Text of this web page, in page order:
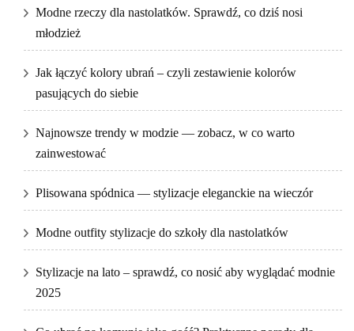
Modne rzeczy dla nastolatków. Sprawdź, co dziś nosi
młodzież
Jak łączyć kolory ubrań – czyli zestawienie kolorów
pasujących do siebie
Najnowsze trendy w modzie — zobacz, w co warto
zainwestować
Plisowana spódnica — stylizacje eleganckie na wieczór
Modne outfity stylizacje do szkoły dla nastolatków
Stylizacje na lato – sprawdź, co nosić aby wyglądać modnie
2025